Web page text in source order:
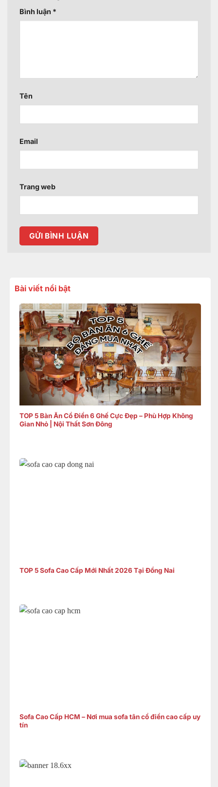
Bình luận *
Tên
Email
Trang web
Bài viết nổi bật
TOP 5 Bàn Ăn Cổ Điển 6 Ghế Cực Đẹp – Phù Hợp Không
Gian Nhỏ | Nội Thất Sơn Đông
TOP 5 Sofa Cao Cấp Mới Nhất 2026 Tại Đồng Nai
Sofa Cao Cấp HCM – Nơi mua sofa tân cổ điển cao cấp uy
tín